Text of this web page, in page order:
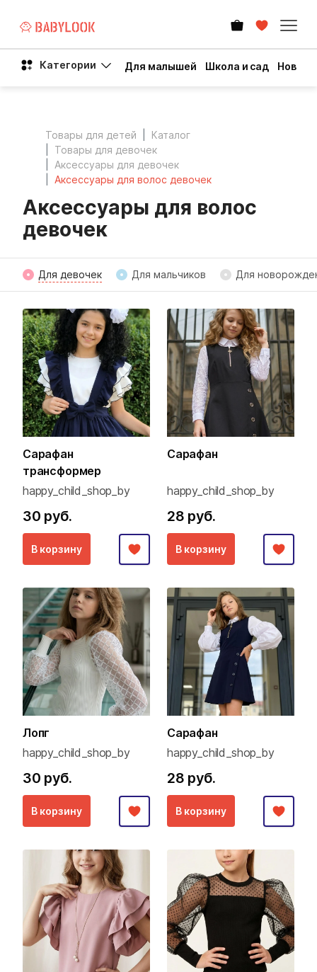
Категории Для малышей Школа и сад Новый
Товары для детей
Каталог
Товары для девочек
Аксессуары для девочек
Аксессуары для волос девочек
Аксессуары для волос
девочек
Для девочек Для мальчиков Для
Сарафан
трансформер
happy_child_shop_by
30 руб.
В корзину
Сарафан
happy_child_shop_by
28 руб.
В корзину
Лопг
happy_child_shop_by
30 руб.
В корзину
Сарафан
happy_child_shop_by
28 руб.
В корзину